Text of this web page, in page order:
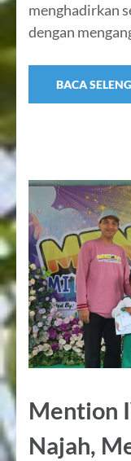
menghadirkan
dengan
BACA
Mention
Najah,